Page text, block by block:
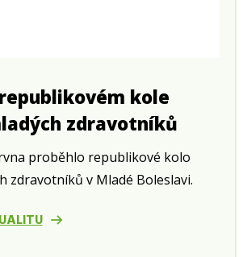
kole
zdravotníků
proběhlo republikové kolo
zdravotníků v Mladé Boleslavi.